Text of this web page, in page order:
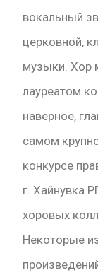
вокальный
церковной,
музыки. Хор
лауреатом
наверное,
самом
конкурсе
г. Хайнувка
хоровых
Некоторые